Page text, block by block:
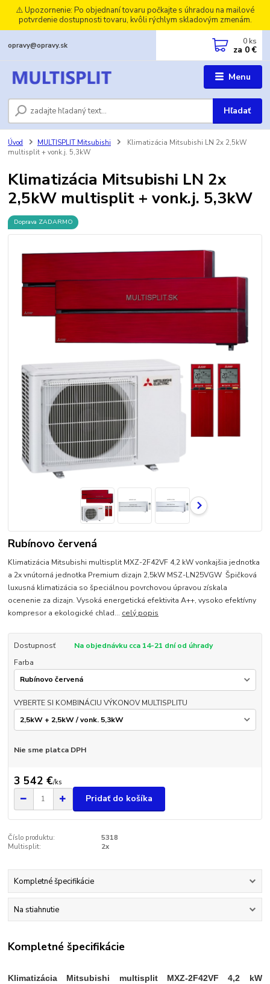
⚠️ Upozornenie: Po objednaní tovaru počkajte s úhradou na mailové
potvrdenie dostupnosti tovaru, kvôli rýchlym skladovým zmenám.
Menu
Hľadať
opravy@opravy.sk 0 ks
za 0 €
Úvod MULTISPLIT Mitsubishi
Klimatizácia Mitsubishi LN 2x 2,5kW
multisplit + vonk.j. 5,3kW
Klimatizácia Mitsubishi LN 2x
2,5kW multisplit + vonk.j. 5,3kW
Doprava ZADARMO
Rubínovo červená
Klimatizácia Mitsubishi multisplit MXZ-2F42VF 4,2 kW vonkajšia jednotka
a 2x vnútorná jednotka Premium dizajn 2,5kW MSZ-LN25VGW Špičková
luxusná klimatizácia so špeciálnou povrchovou úpravou získala
ocenenie za dizajn. Vysoká energetická efektivita A++, vysoko efektívny
kompresor a ekologické chlad... celý popis
Dostupnosť
Na objednávku cca 14-21 dní od úhrady
Farba
VYBERTE SI KOMBINÁCIU VÝKONOV MULTISPLITU
Nie sme platca DPH
3 542 €/ks
Pridať do košíka
Číslo produktu:
5318
Multisplit:
2x
Kompletné špecifikácie
Na stiahnutie
Kompletné špecifikácie
Klimatizácia Mitsubishi multisplit MXZ-2F42VF 4,2 kW